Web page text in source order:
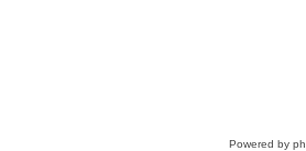
Powered by